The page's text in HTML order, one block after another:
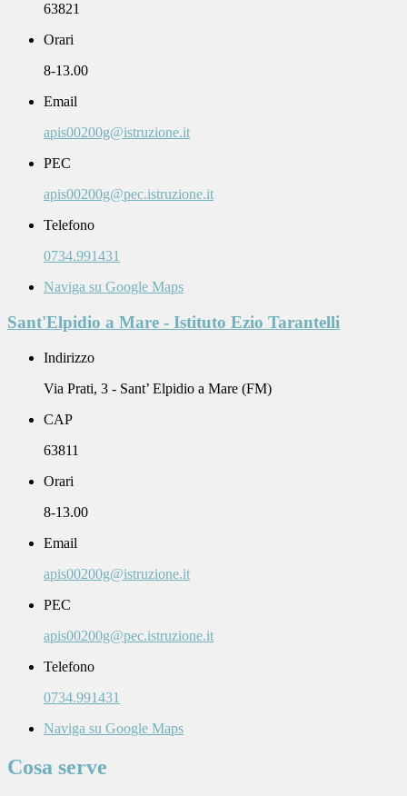
63821
Orari
8-13.00
Email
apis00200g@istruzione.it
PEC
apis00200g@pec.istruzione.it
Telefono
0734.991431
Naviga su Google Maps
Sant'Elpidio a Mare - Istituto Ezio Tarantelli
Indirizzo
Via Prati, 3 - Sant’ Elpidio a Mare (FM)
CAP
63811
Orari
8-13.00
Email
apis00200g@istruzione.it
PEC
apis00200g@pec.istruzione.it
Telefono
0734.991431
Naviga su Google Maps
Cosa serve